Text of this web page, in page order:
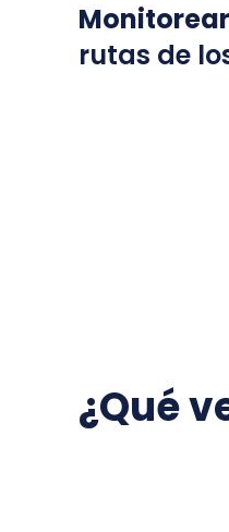
Monitorear
rutas de
¿Qué